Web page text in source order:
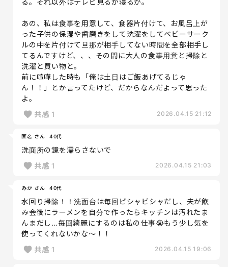
あの、私は食事を用意して、食器片付けて、お風呂上が
った子供の保湿や歯磨きをして洗濯をしてベビーサーク
ルの中を片付けて旦那が相手してない時間を全部相手し
てるんですけど、、、その間に大人の食事用意と掃除と
洗濯と買い物と。
前に喧嘩した時も「俺は土日はご飯あげてるじゃ
ん！！」とか言ってたけど、だからなんだよって思った
よ。
共感 1 2026.04.15 21:12
匿名 さん 40代
洗面所の鏡を濡らさないで
共感 1 2026.04.15 21:03
みか さん 40代
水回り掃除！！洗面台は毎回ビシャビシャだし、夫が飲
み会後にラーメンを自分で作ったらキッチンは汚れたま
んまだし…毎回綺麗にするのは私の仕事😭もう少し気を
使ってくれないかな〜！！
共感 1 2026.04.15 19:06